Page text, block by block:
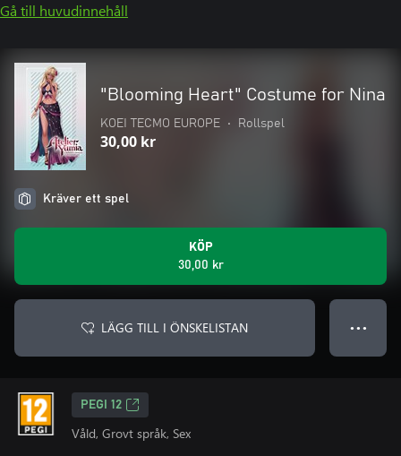
Gå till huvudinnehåll
"Blooming Heart" Costume for Nina
KOEI TECMO EUROPE • Rollspel
30,00 kr
Kräver ett spel
KÖP
30,00 kr
LÄGG TILL I ÖNSKELISTAN ● ● ●
PEGI 12
Våld, Grovt språk, Sex